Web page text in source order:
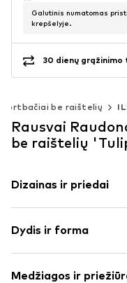
Galutinis numatomas
krepšelyje.
30 dienų grąžinimo
be raištelių
Rausvai
be raištelių
Dizainas ir priedai
dirbtinė oda
Suapvalinta noselė
Dirbtinė oda
Dydis ir forma
Medžiagos ir